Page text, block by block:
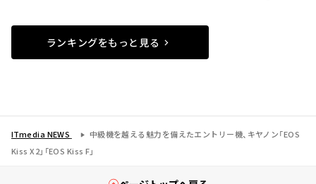
ランキングをもっと見る
ITmedia NEWS
中級機を越える魅力を備えたエントリー機、キヤノン「EOS
Kiss X2」「EOS Kiss F」